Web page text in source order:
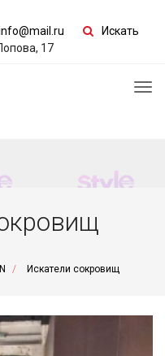
Искать
17
Искатели сокровищ